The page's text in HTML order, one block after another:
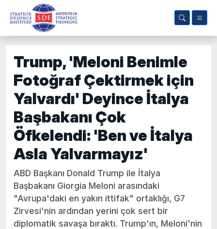
Trump, 'Meloni Benimle
Fotoğraf Çektirmek için
Yalvardı' Deyince İtalya
Başbakanı Çok
Öfkelendi: 'Ben ve İtalya
Asla Yalvarmayız'
ABD Başkanı Donald Trump ile İtalya
Başbakanı Giorgia Meloni arasındaki
"Avrupa'daki en yakın ittifak" ortaklığı, G7
Zirvesi'nin ardından yerini çok sert bir
diplomatik savaşa bıraktı. Trump'ın, Meloni'nin